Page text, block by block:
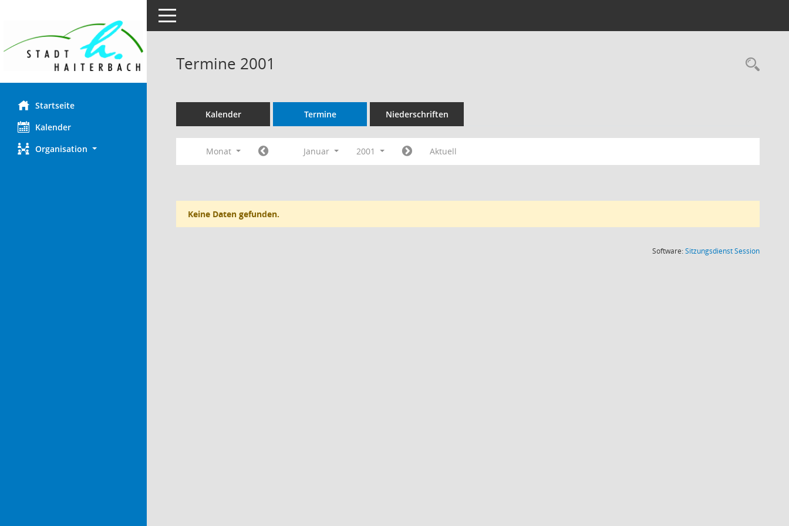
Startseite
Kalender
Organisation
Toggle navigation
Termine 2001
Kalender Termine Niederschriften
Monat Januar 2001 Aktuell
Keine Daten gefunden.
Software:SitzungsdienstSession(Wird in